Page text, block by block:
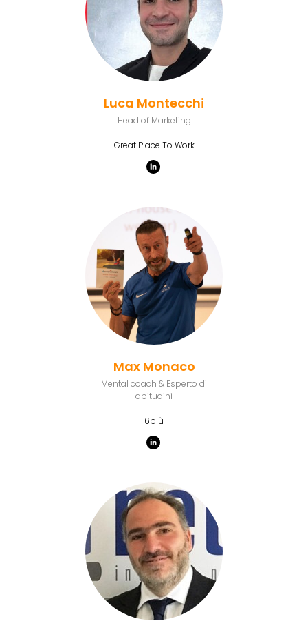
Luca Montecchi
Head of Marketing
Great Place To Work
Max Monaco
Mental coach & Esperto di
abitudini
6più